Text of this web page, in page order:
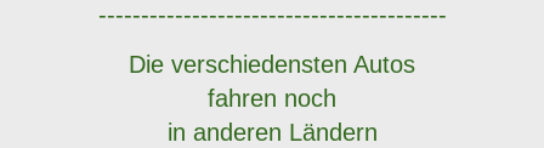
-----------------------------------------
Die verschiedensten Autos
fahren noch
in anderen Ländern